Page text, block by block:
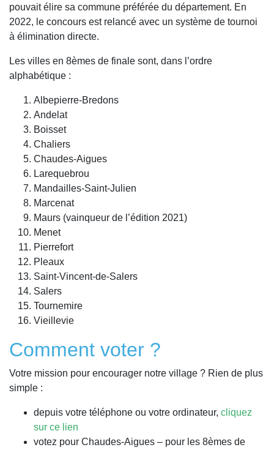
pouvait élire sa commune préférée du département. En
2022, le concours est relancé avec un système de tournoi
à élimination directe.
Les villes en 8èmes de finale sont, dans l’ordre
alphabétique :
Albepierre-Bredons
Andelat
Boisset
Chaliers
Chaudes-Aigues
Larequebrou
Mandailles-Saint-Julien
Marcenat
Maurs (vainqueur de l’édition 2021)
Menet
Pierrefort
Pleaux
Saint-Vincent-de-Salers
Salers
Tournemire
Vieillevie
Comment voter ?
Votre mission pour encourager notre village ? Rien de plus
simple :
depuis votre téléphone ou votre ordinateur, cliquez
sur ce lien
votez pour Chaudes-Aigues – pour les 8èmes de